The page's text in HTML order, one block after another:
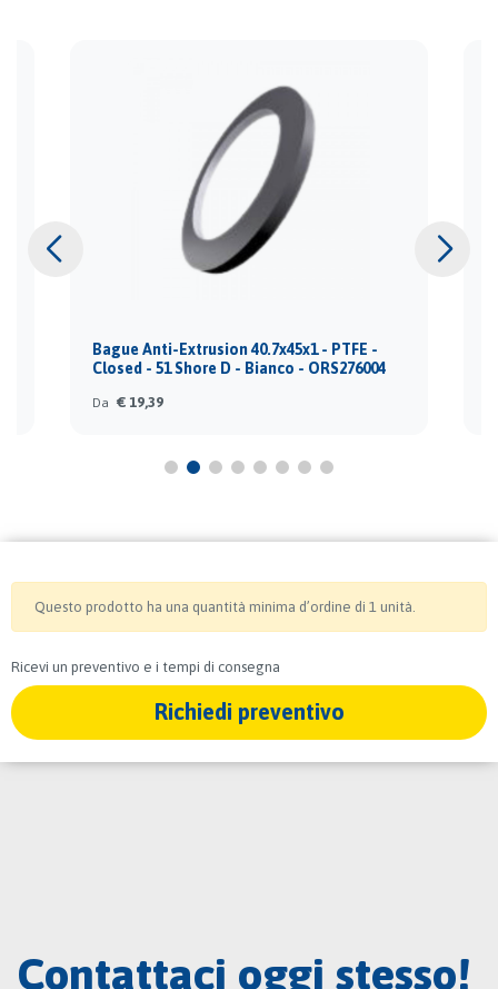
Bague Anti-Extrusion 40.7x45x1 - PTFE -
Closed - 51 Shore D - Bianco - ORS276004
Da € 19,39
Questo prodotto ha una quantità minima d’ordine di 1 unità.
Ricevi un preventivo e i tempi di consegna
Richiedi preventivo
Contattaci oggi stesso!